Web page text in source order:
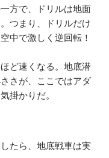
方で、ドリルは地面
つまり、ドリルだけ
中で激しく逆回転！
ど速くなる。地底潜
さが、ここではアダ
掛かりだ。
たら、地底戦車は実